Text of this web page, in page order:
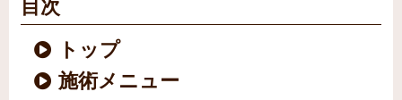
目次
トップ
施術メニュー